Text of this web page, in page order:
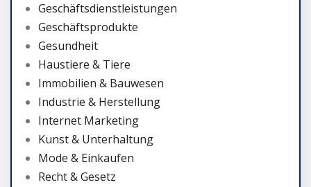
Geschäftsdienstleistungen
Geschäftsprodukte
Gesundheit
Haustiere & Tiere
Immobilien & Bauwesen
Industrie & Herstellung
Internet Marketing
Kunst & Unterhaltung
Mode & Einkaufen
Recht & Gesetz